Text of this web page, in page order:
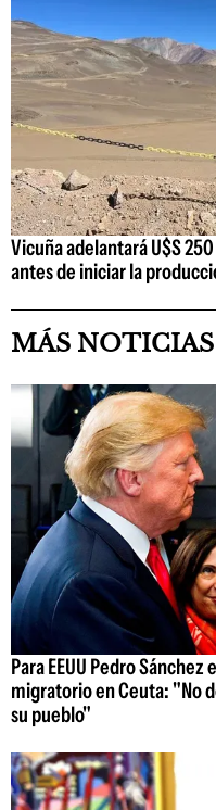
Vicuña adelantará U$S
antes de iniciar la
MÁS
Para EEUU Pedro
migratorio en Ceuta: "No
su pueblo"